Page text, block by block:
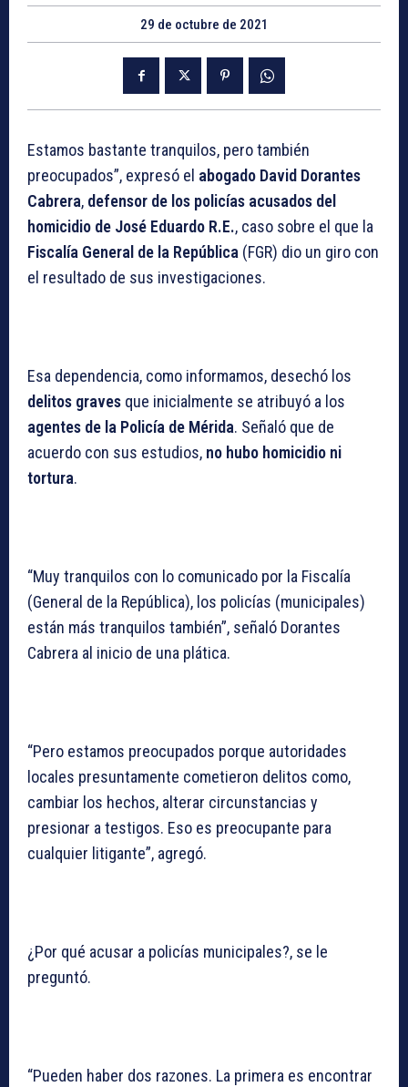
29 de octubre de 2021
Estamos bastante tranquilos, pero también
preocupados”, expresó el abogado David Dorantes
Cabrera, defensor de los policías acusados del
homicidio de José Eduardo R.E., caso sobre el que la
Fiscalía General de la República (FGR) dio un giro con
el resultado de sus investigaciones.
Esa dependencia, como informamos, desechó los
delitos graves que inicialmente se atribuyó a los
agentes de la Policía de Mérida. Señaló que de
acuerdo con sus estudios, no hubo homicidio ni
tortura.
“Muy tranquilos con lo comunicado por la Fiscalía
(General de la República), los policías (municipales)
están más tranquilos también”, señaló Dorantes
Cabrera al inicio de una plática.
“Pero estamos preocupados porque autoridades
locales presuntamente cometieron delitos como,
cambiar los hechos, alterar circunstancias y
presionar a testigos. Eso es preocupante para
cualquier litigante”, agregó.
¿Por qué acusar a policías municipales?, se le
preguntó.
“Pueden haber dos razones. La primera es encontrar